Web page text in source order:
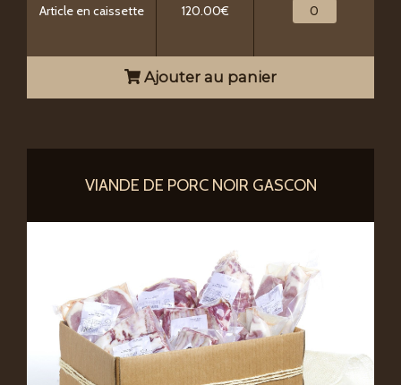
Article en caissette 120.00€
Ajouter au panier
VIANDE DE PORC NOIR GASCON